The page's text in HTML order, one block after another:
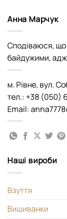
Анна Марчук
Сподіваюся, що
байдужими,
м. Рівне, вул.
тел.: +38 (050)
Email:
Наші вироби
Взуття
Вишиванки